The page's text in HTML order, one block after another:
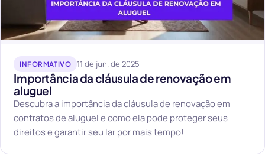
INFORMATIVO 11 de jun. de 2025
Importância da cláusula de renovação em
aluguel
Descubra a importância da cláusula de renovação em
contratos de aluguel e como ela pode proteger seus
direitos e garantir seu lar por mais tempo!